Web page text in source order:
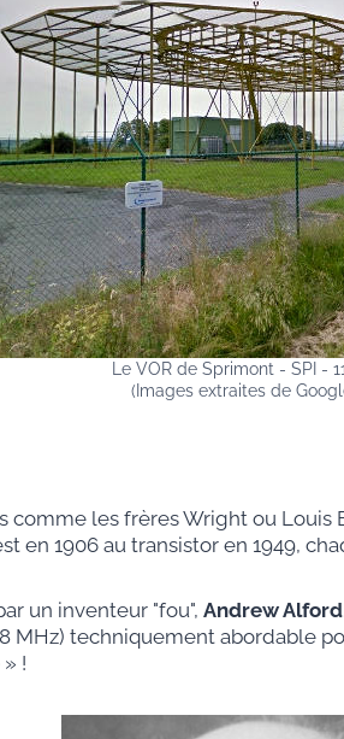
Le VOR de Sprimont - SPI -
(Images extraites de
les frères Wright ou Louis
en 1906 au transistor en 1949,
un inventeur "fou", Andrew Alford
MHz) techniquement abordable
!